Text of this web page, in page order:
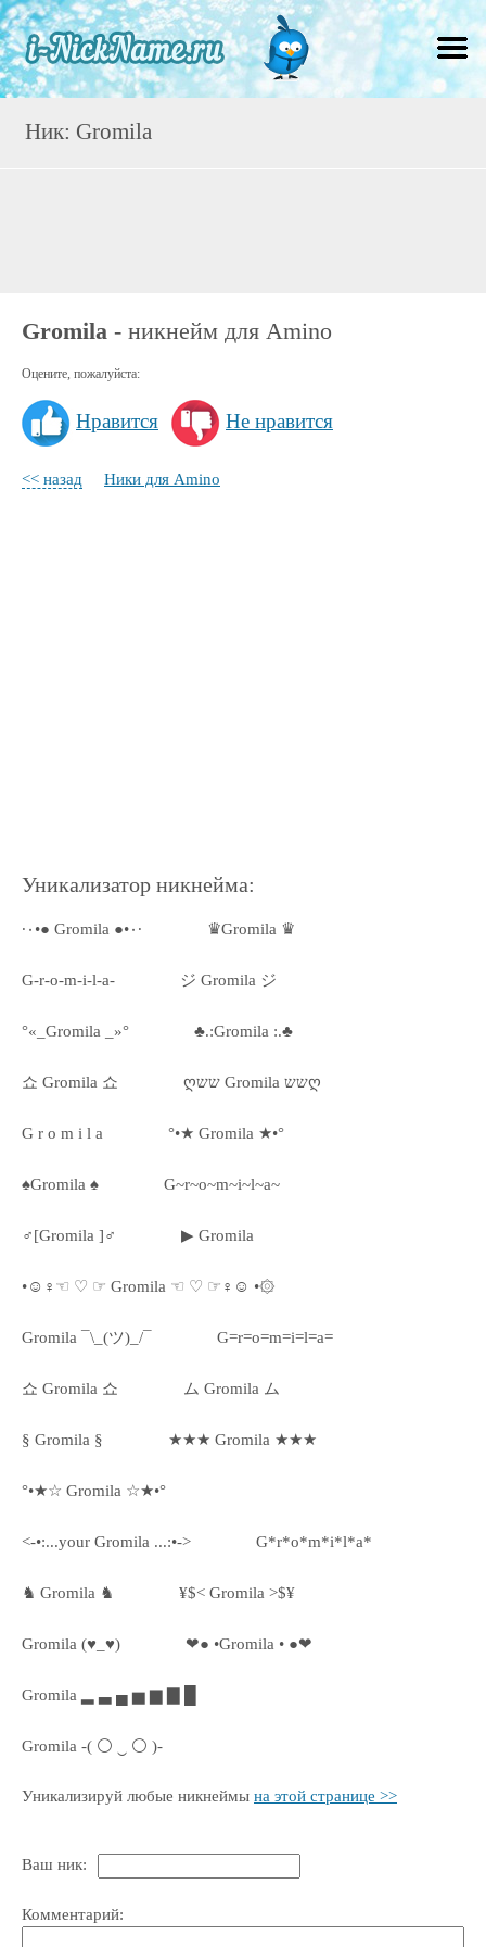
Ник: Gromila
Gromila - никнейм для Amino
Оцените, пожалуйста:
Нравится Не нравится
<< назад Ники для Amino
Уникализатор никнейма:
·٠•● Gromila ●•٠· ♛Gromila ♛
G-r-o-m-i-l-a- ジ Gromila ジ
°«_Gromila _»° ♣.:Gromila :.♣
쇼 Gromila 쇼 ღשש Gromila ששღ
G r o m i l a °•★ Gromila ★•°
♠Gromila ♠ G~r~o~m~i~l~a~
♂[Gromila ]♂ ▶ Gromila
•☺♀☜ ♡ ☞ Gromila ☜ ♡ ☞♀☺ •۞
Gromila ¯\_(ツ)_/¯ G=r=o=m=i=l=a=
쇼 Gromila 쇼 ム Gromila ム
§ Gromila § ★★★ Gromila ★★★
°•★☆ Gromila ☆★•°
<-•:...your Gromila ...:•-> G*r*o*m*i*l*a*
♞ Gromila ♞ ¥$< Gromila >$¥
Gromila (♥_♥) ❤● •Gromila • ●❤
Gromila ▂ ▃ ▄ ▅ ▆ ▇ █
Gromila -( ⚪ ‿ ⚪ )-
Уникализируй любые никнеймы на этой странице >>
Ваш ник:
Комментарий: